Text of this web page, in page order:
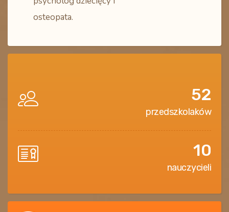
osteopata.
52
przedszkolaków
10
nauczycieli